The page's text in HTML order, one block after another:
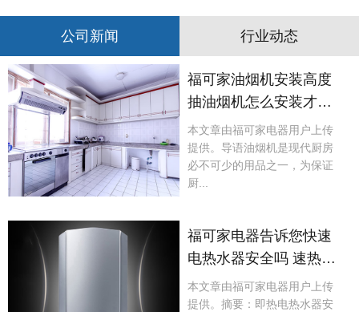
公司新闻 行业动态
福可家油烟机安装高度
抽油烟机怎么安装才更
实用呢?
本文章由福可家电器用户上传
提供。导语油烟机是现代厨房
必不可少的用品之一，为保证
厨...
福可家电器告诉您快速
电热水器安全吗 速热式
电热水器安全吗
本文章由福可家电器用户上传
提供。摘要：即热电热水器安